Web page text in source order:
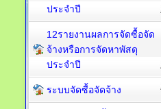
ประจำปี
12รายงานผลการจัดซื้อจัด
จ้างหรือการจัดหาพัสดุ
ประจำปี
ระบบจัดซื้อจัดจ้าง